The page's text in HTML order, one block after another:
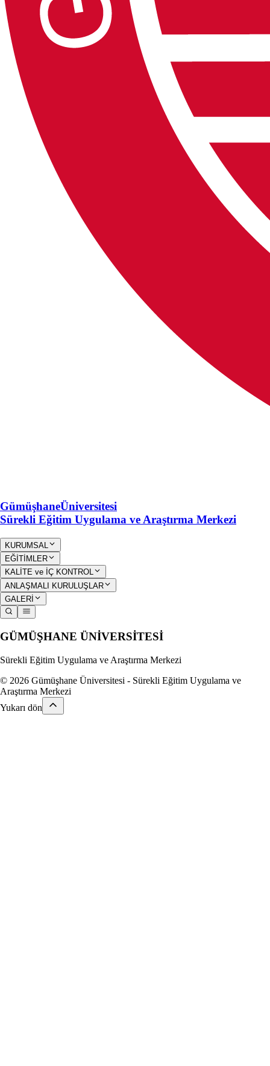
GümüşhaneÜniversitesi
Sürekli Eğitim Uygulama ve Araştırma Merkezi
KURUMSAL
EĞİTİMLER
KALİTE ve İÇ KONTROL
ANLAŞMALI KURULUŞLAR
GALERİ
GÜMÜŞHANE ÜNİVERSİTESİ
Sürekli Eğitim Uygulama ve Araştırma Merkezi
© 2026 Gümüşhane Üniversitesi - Sürekli Eğitim Uygulama ve
Araştırma Merkezi
Yukarı dön